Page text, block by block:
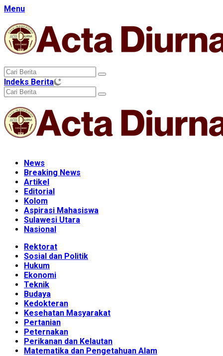
Langsung
konten
Menu
Indeks Berita
News
Breaking News
Artikel
Editorial
Kolom
Aspirasi Mahasiswa
Sulawesi Utara
Nasional
Rektorat
Sosial dan Politik
Hukum
Ekonomi
Teknik
Budaya
Kedokteran
Kesehatan Masyarakat
Pertanian
Peternakan
Perikanan dan Kelautan
Matematika dan Pengetahuan Alam